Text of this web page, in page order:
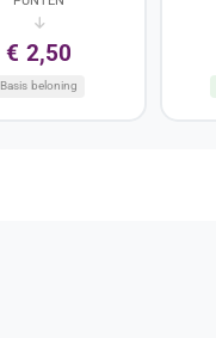
€ 2,50
Basis beloning